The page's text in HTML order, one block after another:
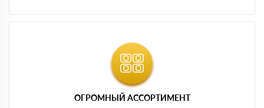
ОГРОМНЫЙ АССОРТИМЕНТ